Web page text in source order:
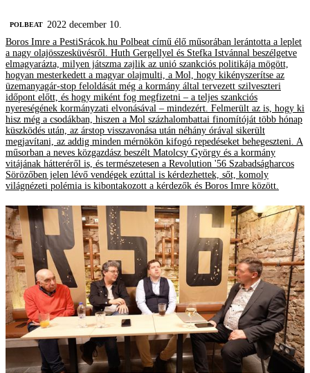
‎POLBEAT
2022 december 10.
Boros Imre a PestiSrácok.hu Polbeat című élő műsorában lerántotta a leplet
a nagy olajösszesküvésről. Huth Gergellyel és Stefka Istvánnal beszélgetve
elmagyarázta, milyen játszma zajlik az unió szankciós politikája mögött,
hogyan mesterkedett a magyar olajmulti, a Mol, hogy kikényszerítse az
üzemanyagár-stop feloldását még a kormány által tervezett szilveszteri
időpont előtt, és hogy miként fog megfizetni – a teljes szankciós
nyereségének kormányzati elvonásával – mindezért. Felmerült az is, hogy ki
hisz még a csodákban, hiszen a Mol százhalombattai finomítóját több hónap
küszködés után, az árstop visszavonása után néhány órával sikerült
megjavítani, az addig minden mérnökön kifogó repedéseket behegeszteni. A
műsorban a neves közgazdász beszélt Matolcsy György és a kormány
vitájának hátteréről is, és természetesen a Revolution '56 Szabadságharcos
Sörözőben jelen lévő vendégek ezúttal is kérdezhettek, sőt, komoly
világnézeti polémia is kibontakozott a kérdezők és Boros Imre között.